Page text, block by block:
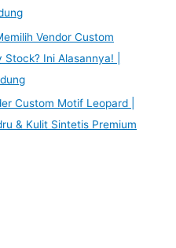
Vendor Custom
Ini Alasannya! |
Custom Motif Leopard |
& Kulit Sintetis Premium